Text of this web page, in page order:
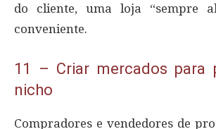
do cliente, uma loja “sempre
conveniente.
11 – Criar mercados para
nicho
Compradores e vendedores de